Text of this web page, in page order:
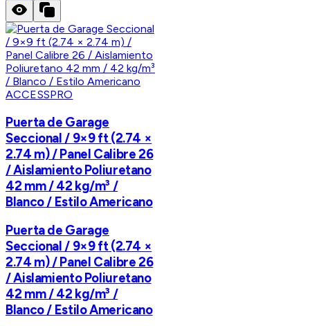
ACCESSPRO
Puerta de Garage
Seccional / 9×9 ft (2.74 ×
2.74 m) / Panel Calibre 26
/ Aislamiento Poliuretano
42 mm / 42 kg/m³ /
Blanco / Estilo Americano
Puerta de Garage
Seccional / 9×9 ft (2.74 ×
2.74 m) / Panel Calibre 26
/ Aislamiento Poliuretano
42 mm / 42 kg/m³ /
Blanco / Estilo Americano